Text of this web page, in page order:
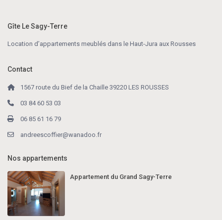
Gîte Le Sagy-Terre
Location d’appartements meublés dans le Haut-Jura aux Rousses
Contact
1567 route du Bief de la Chaille 39220 LES ROUSSES
03 84 60 53 03
06 85 61 16 79
andreescoffier@wanadoo.fr
Nos appartements
Appartement du Grand Sagy-Terre